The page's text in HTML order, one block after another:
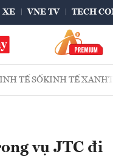
XE VNE TV TECH
TẾ SỐKINH TẾ XANH
vụ JTC đi